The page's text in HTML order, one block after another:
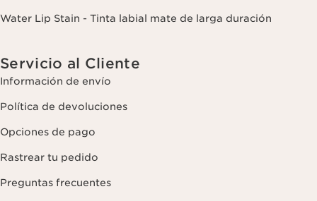
Water Lip Stain - Tinta labial mate de larga duración
Servicio al Cliente
Información de envío
Política de devoluciones
Opciones de pago
Rastrear tu pedido
Preguntas frecuentes